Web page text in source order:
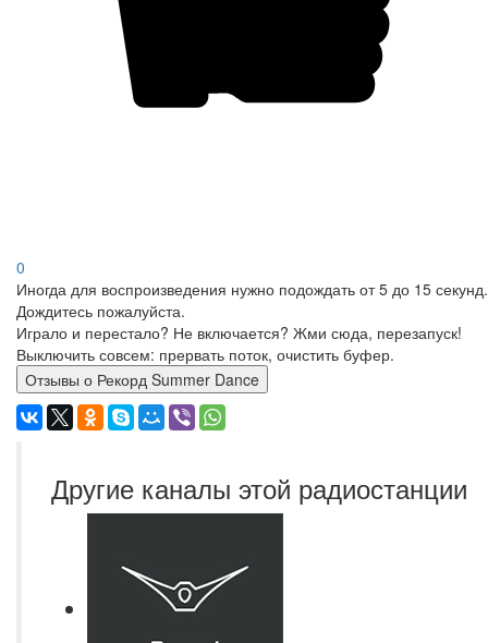
0
Иногда для воспроизведения нужно подождать от 5 до 15 секунд.
Дождитесь пожалуйста.
Играло и перестало? Не включается? Жми сюда, перезапуск!
Выключить совсем: прервать поток, очистить буфер.
Отзывы о Рекорд Summer Dance
Другие каналы этой радиостанции